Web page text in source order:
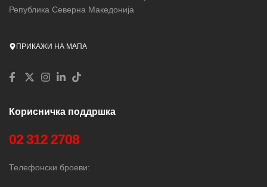
Република Северна Македонија
ПРИКАЖИ НА МАПА
Корисничка поддршка
02 312 2708
Телефонски броеви: